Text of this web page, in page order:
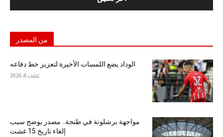
من المصدر
الوداد يضع اللمسات الأخيرة لتعزيز خط دفاعه
غشت 6, 2026
مواجهة برشلونة في طنجة.. مصدر يوضح سبب
إلغاء تاريخ 15 غشت